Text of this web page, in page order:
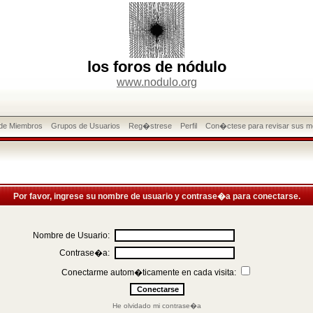
los foros de nódulo
www.nodulo.org
Miembros Grupos de Usuarios Reg�strese Perfil Con�ctese para revisar sus
Por favor, ingrese su nombre de usuario y contrase�a para conectarse.
Nombre de Usuario:
Contrase�a:
Conectarme autom�ticamente en cada visita:
He olvidado mi contrase�a